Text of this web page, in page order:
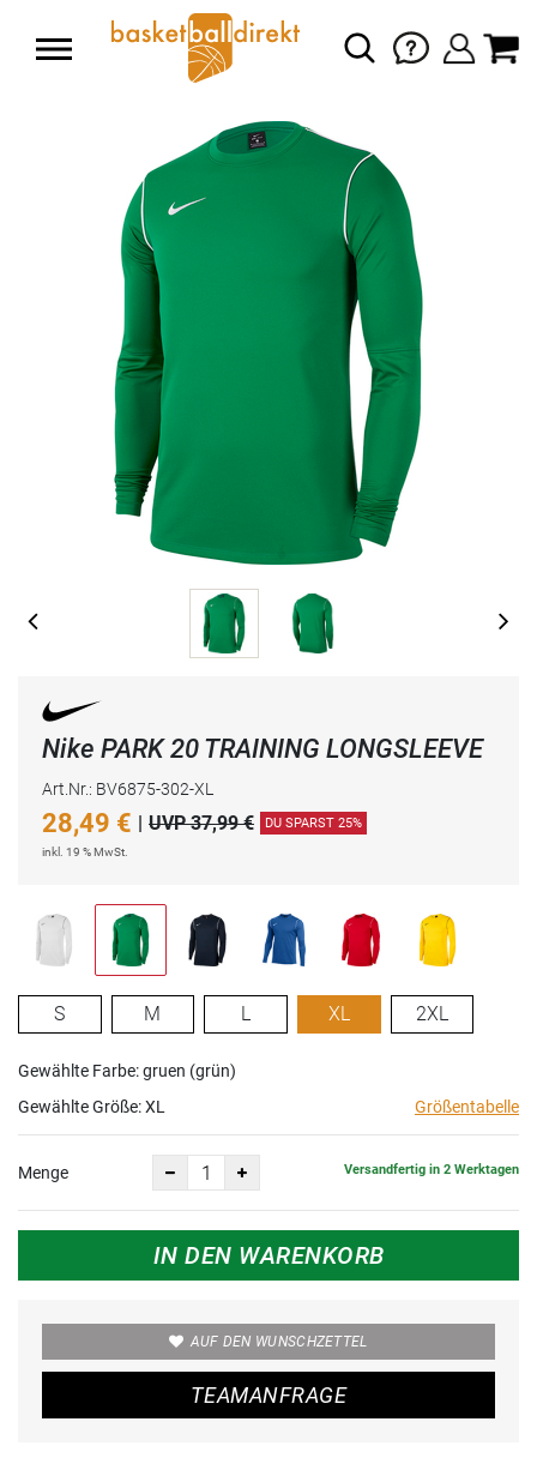
Nike PARK 20 TRAINING LONGSLEEVE
Art.Nr.: BV6875-302-XL
28,49 € | UVP 37,99 € DU SPARST 25%
inkl. 19 % MwSt.
S M L XL 2XL
Gewählte Farbe: gruen (grün)
Gewählte Größe:XL Größentabelle
Menge Versandfertig in 2 Werktagen
IN DEN WARENKORB
AUF DEN WUNSCHZETTEL
TEAMANFRAGE